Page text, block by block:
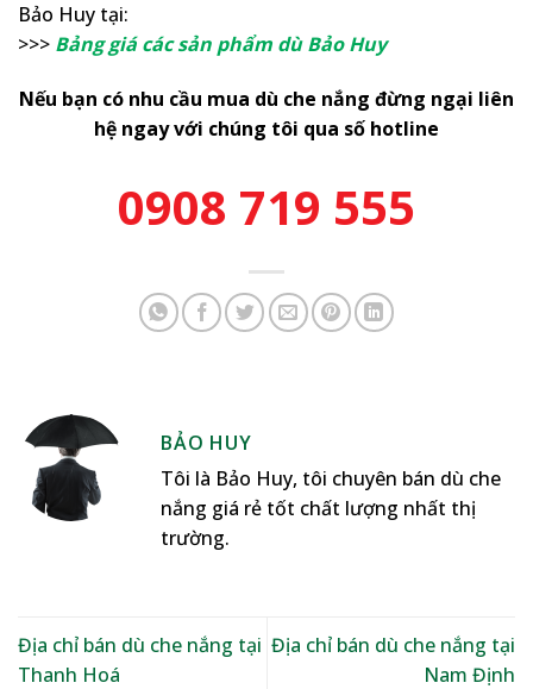
Bảo Huy tại:
>>> Bảng giá các sản phẩm dù Bảo Huy
Nếu bạn có nhu cầu mua dù che nắng đừng ngại liên
hệ ngay với chúng tôi qua số hotline
0908 719 555
BẢO HUY
Tôi là Bảo Huy, tôi chuyên bán dù che
nắng giá rẻ tốt chất lượng nhất thị
trường.
Địa chỉ bán dù che nắng tại
Thanh Hoá
Địa chỉ bán dù che nắng tại
Nam Định